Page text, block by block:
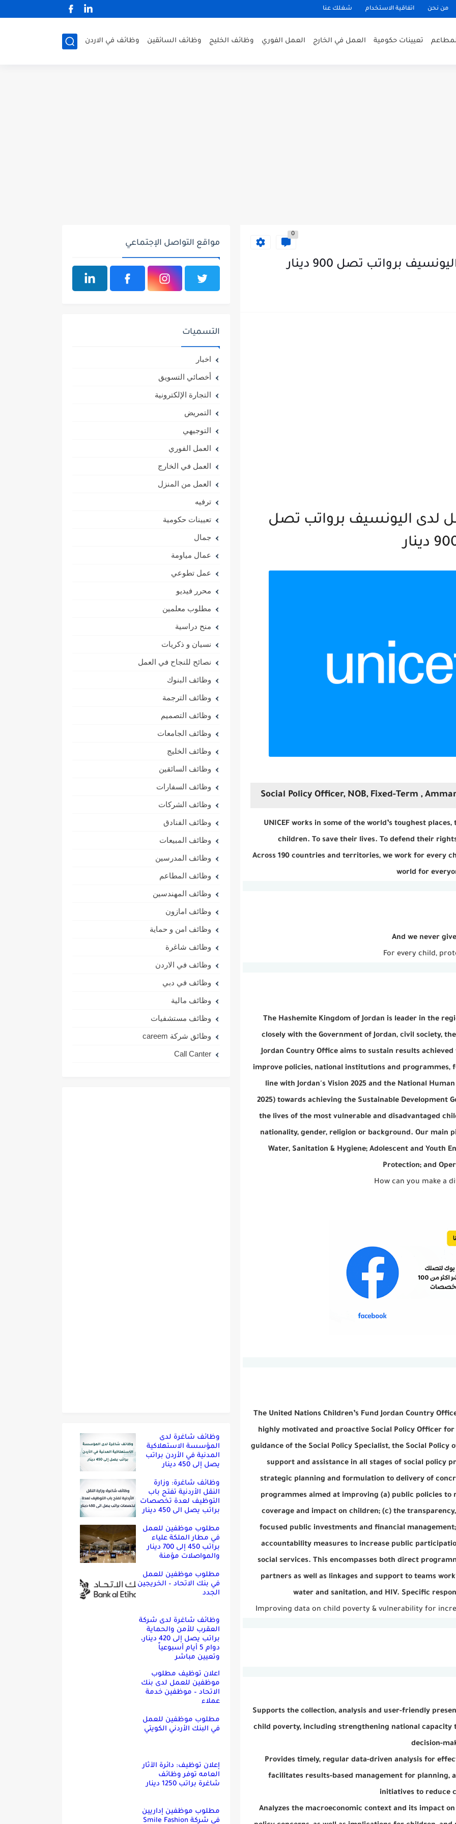
من نحن اتفاقية الاستخدام شغلك عنا
تعيينات حكومية العمل في الخارج العمل الفوري وظائف الخليج وظائف السائقين وظائف في الاردن
0
برواتب تصل 900 دينار
دينار
Social Policy Officer, NOB, Fixed-Term ,
UNICEF works in some of the world’s toughest
children. To save their lives. To defend their
Across 190 countries and territories, we work for every
world for
And we never
For every child,
The Hashemite Kingdom of Jordan is leader in the
closely with the Government of Jordan, civil society,
Jordan Country Office aims to sustain results
improve policies, national institutions and programmes,
line with Jordan's Vision 2025 and the National
2025) towards achieving the Sustainable Development
the lives of the most vulnerable and disadvantaged
nationality, gender, religion or background. Our main
Water, Sanitation & Hygiene; Adolescent and Youth
Protection; and
How can you make a
The United Nations Children’s Fund Jordan Country
highly motivated and proactive Social Policy Officer
guidance of the Social Policy Specialist, the Social
support and assistance in all stages of social policy
strategic planning and formulation to delivery of
programmes aimed at improving (a) public policies
coverage and impact on children; (c) the
focused public investments and financial
accountability measures to increase public
social services. This encompasses both direct
partners as well as linkages and support to teams
water and sanitation, and HIV. Specific
Improving data on child poverty & vulnerability for
Supports the collection, analysis and user-friendly
child poverty, including strengthening national
decision-
Provides timely, regular data-driven analysis for
facilitates results-based management for planning,
initiatives to reduce
Analyzes the macroeconomic context and its impact
مواقع التواصل الإجتماعي
التسميات
اخبار
أخصائي التسويق
التجارة الإلكترونية
التمريض
التوجيهي
العمل الفوري
العمل في الخارج
العمل من المنزل
ترفيه
تعيينات حكومية
جمال
عمال مياومة
عمل تطوعي
محرر فيديو
مطلوب معلمين
منح دراسية
نسيان و ذكريات
نصائح للنجاح في العمل
وظائف البنوك
وظائف الترجمة
وظائف التصميم
وظائف الجامعات
وظائف الخليج
وظائف السائقين
وظائف السفارات
وظائف الشركات
وظائف الفنادق
وظائف المبيعات
وظائف المدرسين
وظائف المطاعم
وظائف المهندسين
وظائف امازون
وظائف امن و حماية
وظائف شاغرة
وظائف في الاردن
وظائف في دبي
وظائف مالية
وظائف مستشفيات
وظائق شركة careem
Call Canter
وظائف شاغرة لدى
المؤسسة الاستهلاكية
المدنية في الأردن براتب
يصل إلى 450 دينار
وظائف شاغرة: وزارة
النقل الأردنية تفتح باب
التوظيف لعدة تخصصات
براتب يصل الى 450 دينار
مطلوب موظفين للعمل
في مطار الملكة علياء
براتب 450 إلى 700 دينار
والمواصلات مؤمنة
مطلوب موظفين للعمل
في بنك الاتحاد – الخريجين
الجدد
وظائف شاغرة لدى شركة
العقرب للأمن والحماية
براتب يصل إلى 420 دينار،
دوام 5 أيام أسبوعياً
وتعيين مباشر
اعلان توظيف مطلوب
موظفين للعمل لدى بنك
الاتحاد – موظفين خدمة
عملاء
مطلوب موظفين للعمل
في البنك الأردني الكويتي
إعلان توظيف: دائرة الآثار
العامه توفر وظائف
شاغرة براتب 1250 دينار
مطلوب موظفين إداريين
في شركة Smile Fashion